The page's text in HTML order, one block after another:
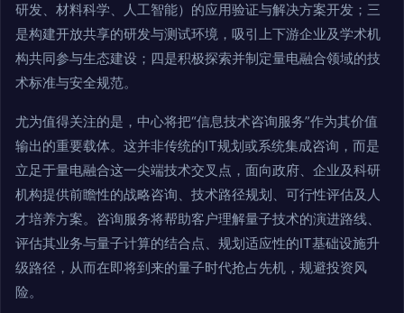
研发、材料科学、人工智能）的应用验证与解决方案开发；三
是构建开放共享的研发与测试环境，吸引上下游企业及学术机
构共同参与生态建设；四是积极探索并制定量电融合领域的技
术标准与安全规范。
尤为值得关注的是，中心将把“信息技术咨询服务”作为其价值
输出的重要载体。这并非传统的IT规划或系统集成咨询，而是
立足于量电融合这一尖端技术交叉点，面向政府、企业及科研
机构提供前瞻性的战略咨询、技术路径规划、可行性评估及人
才培养方案。咨询服务将帮助客户理解量子技术的演进路线、
评估其业务与量子计算的结合点、规划适应性的IT基础设施升
级路径，从而在即将到来的量子时代抢占先机，规避投资风
险。